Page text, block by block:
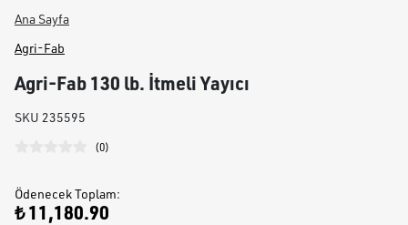
Ana Sayfa
Agri-Fab
Agri-Fab 130 lb. İtmeli Yayıcı
SKU 235595
(0)
Ödenecek Toplam:
₺ 11,180.90